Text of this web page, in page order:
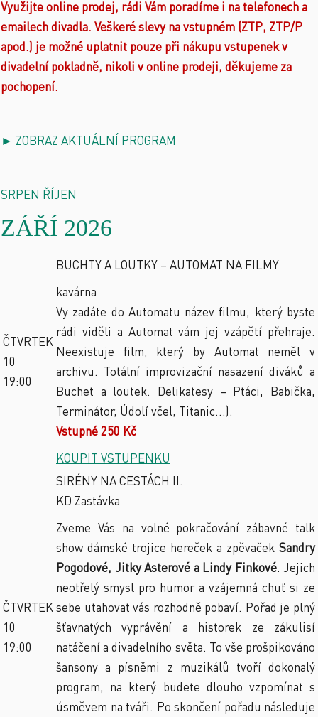
Využijte online prodej, rádi Vám poradíme i na telefonech a
emailech divadla. Veškeré slevy na vstupném (ZTP, ZTP/P
apod.) je možné uplatnit pouze při nákupu vstupenek v
divadelní pokladně, nikoli v online prodeji, děkujeme za
pochopení.
► ZOBRAZ AKTUÁLNÍ PROGRAM
SRPEN ŘÍJEN
ZÁŘÍ 2026
ČTVRTEK
10
19:00
BUCHTY A LOUTKY – AUTOMAT NA FILMY
kavárna
Vy zadáte do Automatu název filmu, který byste
rádi viděli a Automat vám jej vzápětí přehraje.
Neexistuje film, který by Automat neměl v
archivu. Totální improvizační nasazení diváků a
Buchet a loutek. Delikatesy – Ptáci, Babička,
Terminátor, Údolí včel, Titanic...).
Vstupné 250 Kč
KOUPIT VSTUPENKU
ČTVRTEK
10
19:00
SIRÉNY NA CESTÁCH II.
KD Zastávka
Zveme Vás na volné pokračování zábavné talk
show dámské trojice hereček a zpěvaček Sandry
Pogodové, Jitky Asterové a Lindy Finkové. Jejich
neotřelý smysl pro humor a vzájemná chuť si ze
sebe utahovat vás rozhodně pobaví. Pořad je plný
šťavnatých vyprávění a historek ze zákulisí
natáčení a divadelního světa. To vše prošpikováno
šansony a písněmi z muzikálů tvoří dokonalý
program, na který budete dlouho vzpomínat s
úsměvem na tváři. Po skončení pořadu následuje